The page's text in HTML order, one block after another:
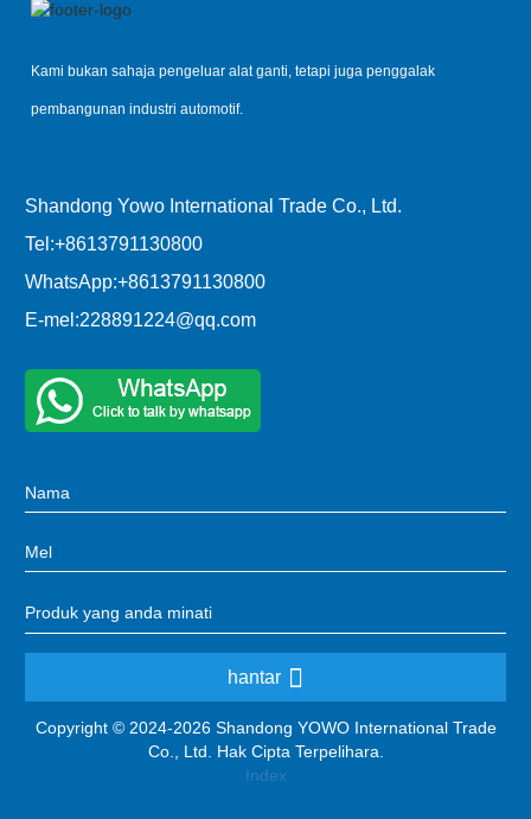
Kami bukan sahaja pengeluar alat ganti, tetapi juga penggalak
pembangunan industri automotif.
Shandong Yowo International Trade Co., Ltd.
Tel:+8613791130800
WhatsApp:+8613791130800
E-mel:228891224@qq.com
hantar
Copyright © 2024-2026 Shandong YOWO International Trade
Co., Ltd. Hak Cipta Terpelihara.
Index